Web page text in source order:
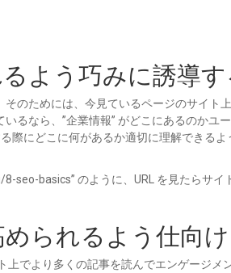
よう巧みに誘導す
のためには、今見ているページのサイト
るなら、”企業情報” がどこにあるのかユ
際にどこに何があるか適切に理解できるよ
seo-basics” のように、URL を見たらサイ
られるよう仕向
上でより多くの記事を読んでエンゲージメ